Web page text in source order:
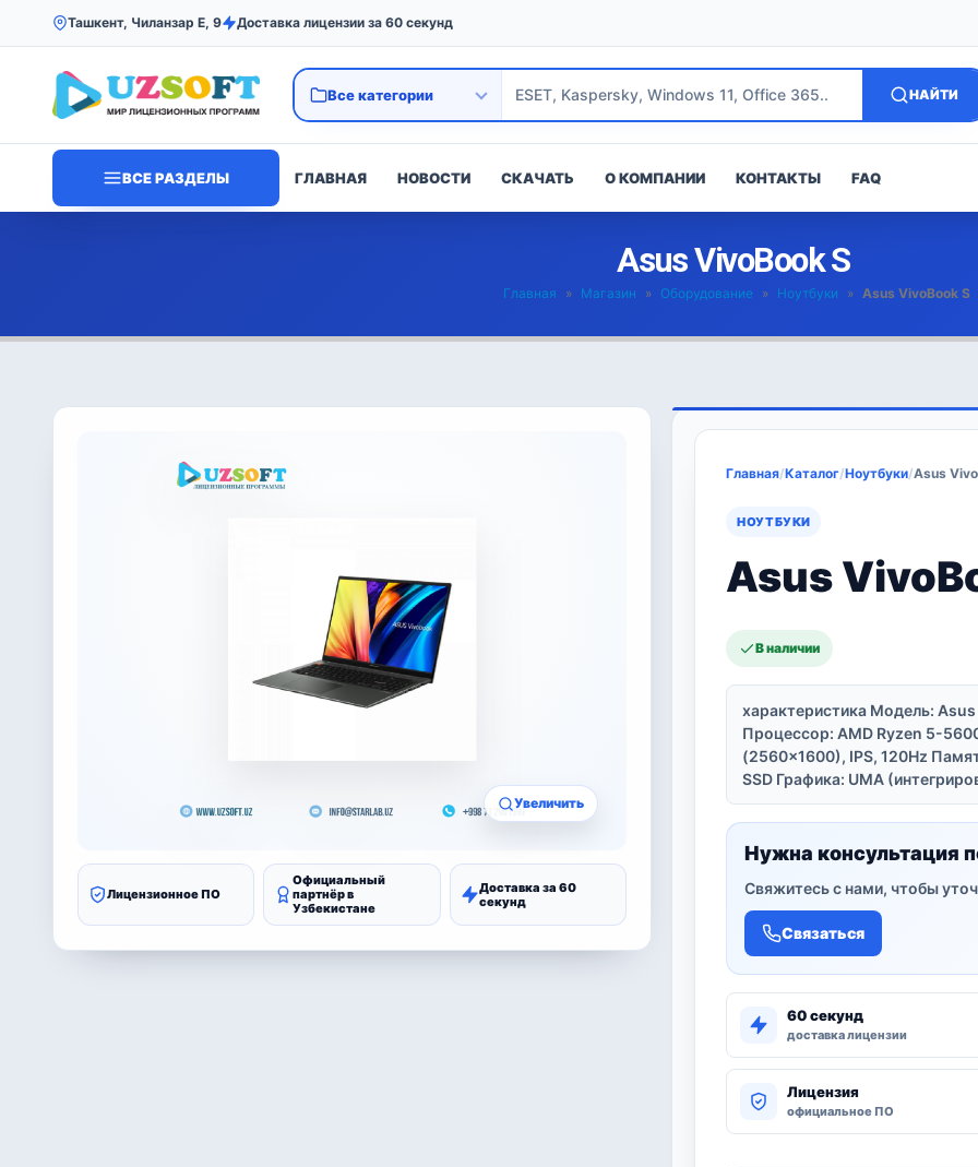
Ташкент, Чиланзар Е, 9 Доставка лицензии за 60 секунд
НАЙТИ
ВСЕ РАЗДЕЛЫ ГЛАВНАЯ НОВОСТИ СКАЧАТЬ О КОМПАНИИ КОНТАКТЫ FAQ
Asus VivoBook S
Главная » Магазин » Оборудование » Ноутбуки » Asus VivoBook S
Увеличить
Лицензионное ПО
Официальный
партнёр в
Узбекистане
Доставка за 60
секунд
Главная/Каталог/Ноутбуки/Asus
НОУТБУКИ
Asus
В наличии
характеристика Модель:
Процессор: AMD Ryzen 5-
(2560×1600), IPS, 120Hz
SSD Графика: UMA
Нужна консультация
Свяжитесь с нами, чтобы
Связаться
60 секунд
доставка лицензии
Лицензия
официальное ПО